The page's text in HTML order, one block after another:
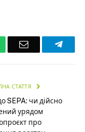
Email
СТАТТЯ
SEPA: чи дійсно
урядом
про